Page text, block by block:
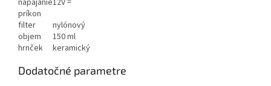
napájanie12V =
príkon
filter
nylónový
objem
150 ml
hrnček
keramický
Dodatočné parametre